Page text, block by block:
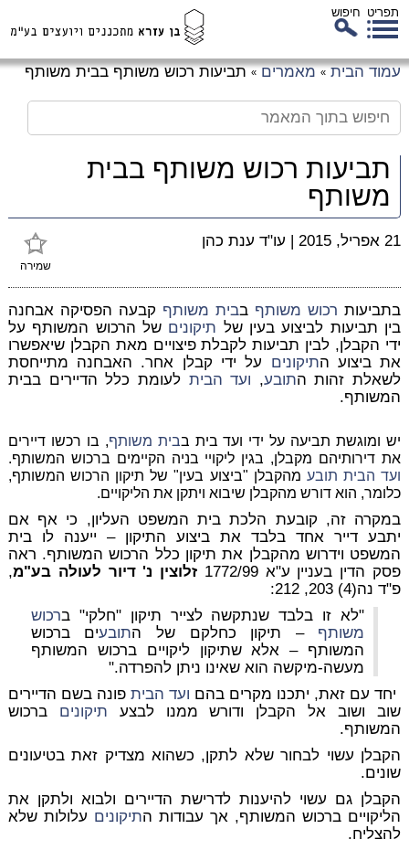
תפריט חיפוש
עמוד הבית » מאמרים » תביעות רכוש משותף בבית משותף
תביעות רכוש משותף בבית
משותף
שמירה
21 אפריל, 2015 | עו"ד ענת כהן
בתביעות רכוש משותף בבית משותף קבעה הפסיקה אבחנה
בין תביעות לביצוע בעין של תיקונים של הרכוש המשותף על
ידי הקבלן, לבין תביעות לקבלת פיצויים מאת הקבלן שיאפשרו
את ביצוע התיקונים על ידי קבלן אחר. האבחנה מתייחסת
לשאלת זהות התובע, ועד הבית לעומת כלל הדיירים בבית
המשותף.
יש ומוגשת תביעה על ידי ועד בית בבית משותף, בו רכשו דיירים
את דירותיהם מקבלן, בגין ליקויי בניה הקיימים ברכוש המשותף.
ועד הבית תובע מהקבלן "ביצוע בעין" של תיקון הרכוש המשותף,
כלומר, הוא דורש מהקבלן שיבוא ויתקן את הליקויים.
במקרה זה, קובעת הלכת בית המשפט העליון, כי אף אם
יתבע דייר אחד בלבד את ביצוע התיקון – ייענה לו בית
המשפט וידרוש מהקבלן את תיקון כלל הרכוש המשותף. ראה
פסק הדין בעניין ע"א 1772/99
זלוצין נ' דיור לעולה בע"מ,
פ"ד נה(4) 203, 212:
"לא זו בלבד שנתקשה לצייר תיקון "חלקי" ברכוש
משותף – תיקון כחלקם של התובעים ברכוש
המשותף – אלא שתיקון ליקויים ברכוש המשותף
מעשה-מיקשה הוא שאינו ניתן להפרדה."
יחד עם זאת, יתכנו מקרים בהם ועד הבית פונה בשם הדיירים
שוב ושוב אל הקבלן ודורש ממנו לבצע תיקונים ברכוש
המשותף.
הקבלן עשוי לבחור שלא לתקן, כשהוא מצדיק זאת בטיעונים
שונים.
הקבלן גם עשוי להיענות לדרישת הדיירים ולבוא ולתקן את
הליקויים ברכוש המשותף, אך עבודות התיקונים עלולות שלא
להצליח.